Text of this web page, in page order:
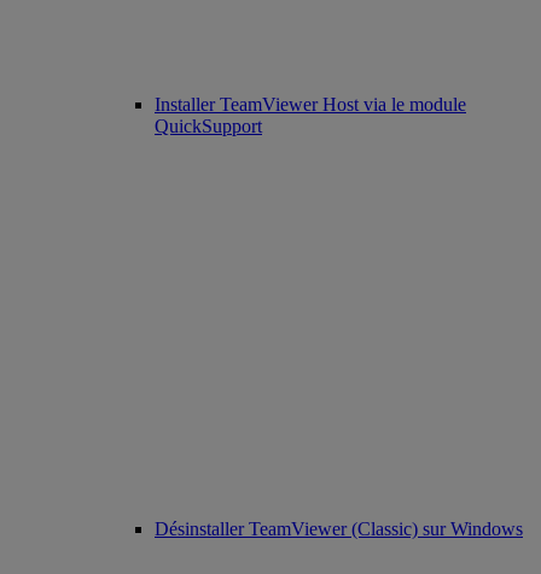
Installer TeamViewer Host via le module
QuickSupport
Désinstaller TeamViewer (Classic) sur Windows